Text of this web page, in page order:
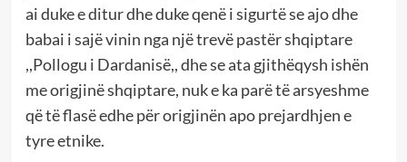
ai duke e ditur dhe duke qenë i sigurtë se ajo dhe
babai i sajë vinin nga një trevë pastër shqiptare
,,Pollogu i Dardanisë,, dhe se ata gjithëqysh ishën
me origjinëshqiptare, nuk e ka parë të arsyeshme
që të flasë edhe për origjinën apo prejardhjen e
tyre etnike.